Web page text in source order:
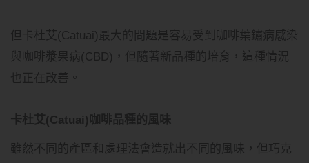
但卡杜艾(Catuai)最大的問題是容易受到咖啡葉鏽病感染
與咖啡漿果病(CBD)，但隨著新品種的培育，這種情況
也正在改善。
卡杜艾(Catuai)咖啡品種的風味
雖然不同的產區和處理法會造就出不同的風味，但巧克